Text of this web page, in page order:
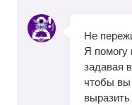
Не
Я помогу
задавая
чтобы вы